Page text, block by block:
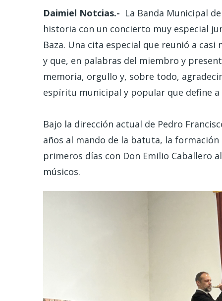
Daimiel Notcias.- La Banda Municipal
historia con un concierto muy especial
Baza. Una cita especial que reunió a
y que, en palabras del miembro y
memoria, orgullo y, sobre todo,
espíritu municipal y popular que define a
Bajo la dirección actual de Pedro
años al mando de la batuta, la
primeros días con Don Emilio Caballero
músicos.